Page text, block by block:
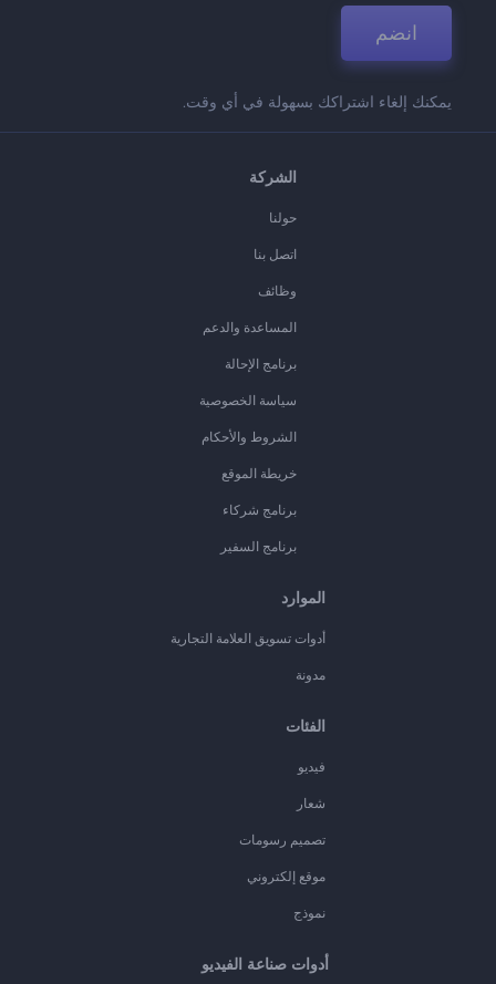
انضم
يمكنك إلغاء اشتراكك بسهولة في أي وقت.
الشركة
حولنا
اتصل بنا
وظائف
المساعدة والدعم
برنامج الإحالة
سياسة الخصوصية
الشروط والأحكام
خريطة الموقع
برنامج شركاء
برنامج السفير
الموارد
أدوات تسويق العلامة التجارية
مدونة
الفئات
فيديو
شعار
تصميم رسومات
موقع إلكتروني
نموذج
أدوات صناعة الفيديو